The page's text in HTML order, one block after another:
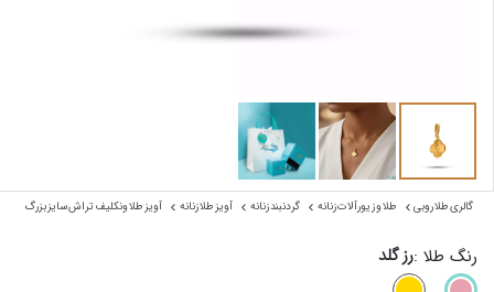
گالری طلا روبی طلا و زیورآلات زنانه گردنبند زنانه آویز طلا زنانه آویز طلا ونکلیف تراش سایز بزرگ
رنگ طلا :رز گلد